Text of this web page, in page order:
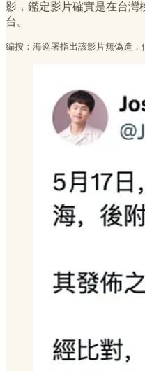
影，鑑定影片確實是在台灣
台。
編按：海巡署指出該影片無偽造